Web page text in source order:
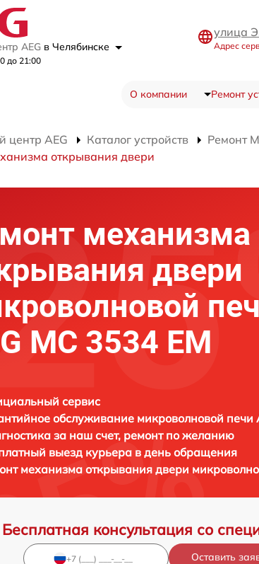
AEG в Челябинске
до 21:00
улица
Адрес
О компании Ремонт
центр AEG Каталог устройств Ремонт
открывания двери
механизма
двери
MC 3534 EM
сервис
обслуживание микроволновой печи
за наш счет, ремонт по желанию
выезд курьера в день обращения
механизма открывания двери
Бесплатная консультация со
Оставить